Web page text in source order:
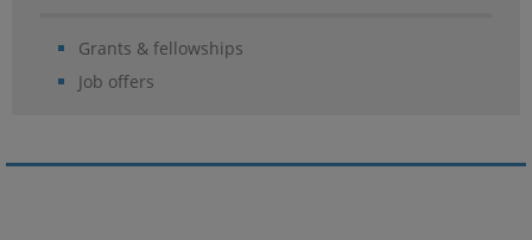
Grants & fellowships
Job offers